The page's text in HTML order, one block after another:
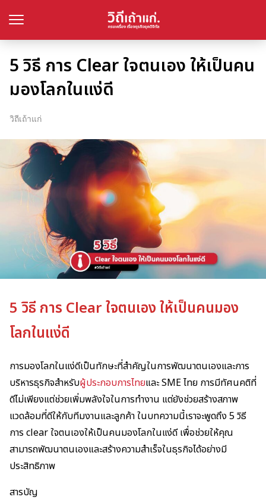
5 วิธี การ Clear ใจตนเอง ให้เป็นคน
มองโลกในแง่ดี
วิถีเถ้าแก่
5 วิธี การ Clear ใจตนเอง ให้เป็นคนมอง
โลกในแง่ดี
การมองโลกในแง่ดีเป็นทักษะที่สำคัญในการพัฒนาตนเองและการ
บริหารธุรกิจสำหรับผู้ประกอบการไทยและ SME ไทย การมีทัศนคติที่
ดีไม่เพียงแต่ช่วยเพิ่มพลังใจในการทำงาน แต่ยังช่วยสร้างสภาพ
แวดล้อมที่ดีให้กับทีมงานและลูกค้า ในบทความนี้เราจะพูดถึง 5 วิธี
การ clear ใจตนเองให้เป็นคนมองโลกในแง่ดี เพื่อช่วยให้คุณ
สามารถพัฒนาตนเองและสร้างความสำเร็จในธุรกิจได้อย่างมี
ประสิทธิภาพ
สารบัญ